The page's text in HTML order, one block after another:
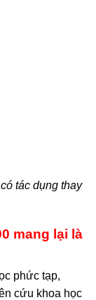
tác dụng thay
mang lại là
phức tạp,
cứu khoa học